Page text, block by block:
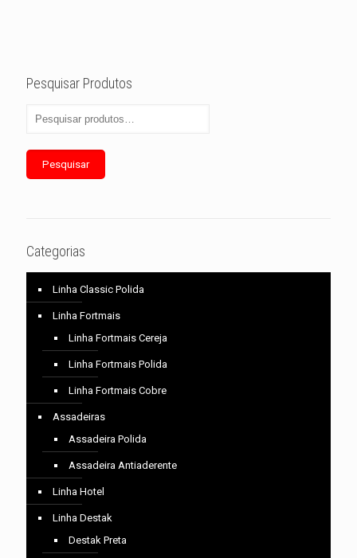
Pesquisar Produtos
Pesquisar
Categorias
Linha Classic Polida
Linha Fortmais
Linha Fortmais Cereja
Linha Fortmais Polida
Linha Fortmais Cobre
Assadeiras
Assadeira Polida
Assadeira Antiaderente
Linha Hotel
Linha Destak
Destak Preta